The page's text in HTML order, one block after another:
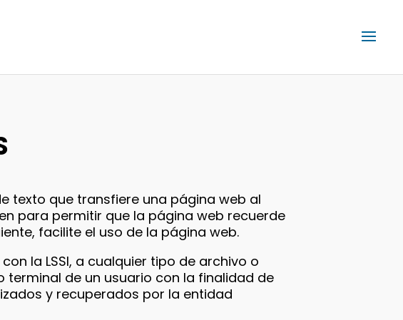
texto que transfiere una página web al
para permitir que la página web recuerde
facilite el uso de la página web.
la LSSI, a cualquier tipo de archivo o
de un usuario con la finalidad de
y recuperados por la entidad